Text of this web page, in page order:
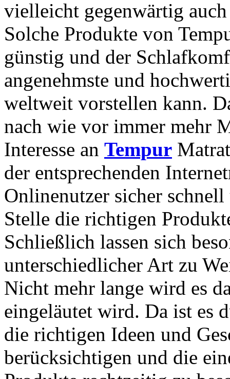
vielleicht gegenwärtig
Solche Produkte von
günstig und der
angenehmste und
weltweit vorstellen kann.
nach wie vor immer mehr
Interesse an Tempur
der entsprechenden
Onlinenutzer sicher
Stelle die richtigen
Schließlich lassen sich
unterschiedlicher Art zu
Nicht mehr lange wird es
eingeläutet wird. Da ist es
die richtigen Ideen und
berücksichtigen und die